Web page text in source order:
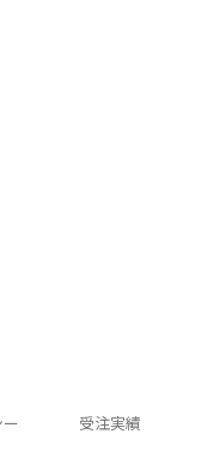
受注実績